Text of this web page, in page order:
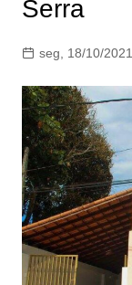
Serra
seg, 18/10/2021